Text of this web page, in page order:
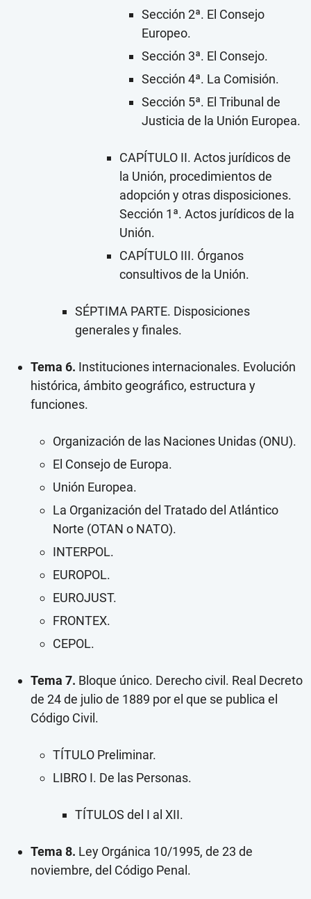
Sección 2ª. El Consejo
Europeo.
Sección 3ª. El Consejo.
Sección 4ª. La Comisión.
Sección 5ª. El Tribunal de
Justicia de la Unión Europea.
CAPÍTULO II. Actos jurídicos de
la Unión, procedimientos de
adopción y otras disposiciones.
Sección 1ª. Actos jurídicos de la
Unión.
CAPÍTULO III. Órganos
consultivos de la Unión.
SÉPTIMA PARTE. Disposiciones
generales y finales.
Tema 6. Instituciones internacionales. Evolución
histórica, ámbito geográfico, estructura y
funciones.
Organización de las Naciones Unidas (ONU).
El Consejo de Europa.
Unión Europea.
La Organización del Tratado del Atlántico
Norte (OTAN o NATO).
INTERPOL.
EUROPOL.
EUROJUST.
FRONTEX.
CEPOL.
Tema 7. Bloque único. Derecho civil. Real Decreto
de 24 de julio de 1889 por el que se publica el
Código Civil.
TÍTULO Preliminar.
LIBRO I. De las Personas.
TÍTULOS del I al XII.
Tema 8. Ley Orgánica 10/1995, de 23 de
noviembre, del Código Penal.